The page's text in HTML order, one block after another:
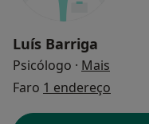
Luís Barriga
Psicólogo · Mais
Faro 1 endereço